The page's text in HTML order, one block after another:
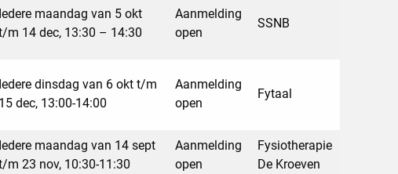
Iedere maandag van 5 okt
m 14 dec, 13:30 – 14:30
Aanmelding
open
SSNB
Iedere dinsdag van 6 okt t/m
15 dec, 13:00-14:00
Aanmelding
open
Fytaal
Iedere maandag van 14 sept
m 23 nov, 10:30-11:30
Aanmelding
open
Fysiotherapie
De Kroeven